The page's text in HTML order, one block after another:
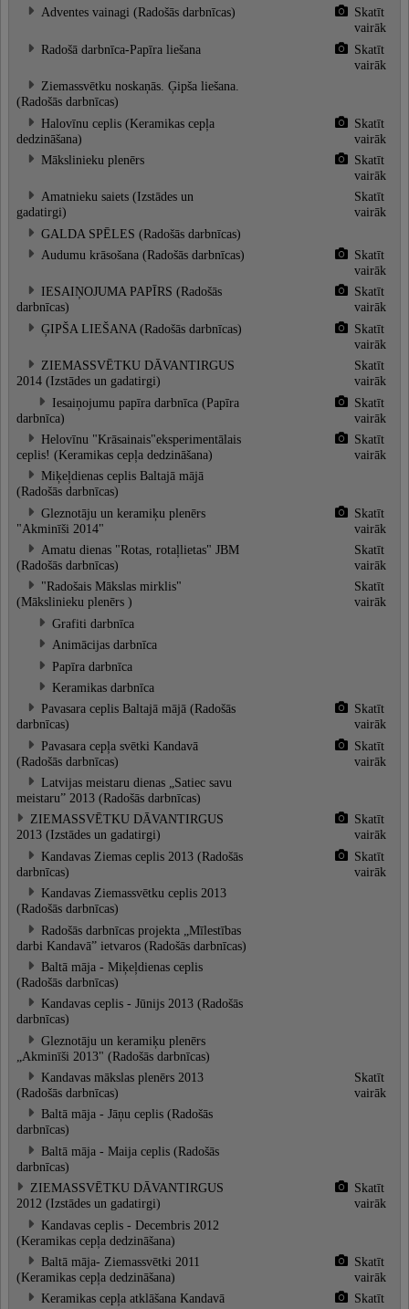
Adventes vainagi (Radošās darbnīcas)
Skatīt
vairāk
Radošā darbnīca-Papīra liešana
Skatīt
vairāk
Ziemassvētku noskaņās. Ģipša liešana.
(Radošās darbnīcas)
Halovīnu ceplis (Keramikas cepļa
dedzināšana)
Skatīt
vairāk
Mākslinieku plenērs
Skatīt
vairāk
Amatnieku saiets (Izstādes un
gadatirgi)
Skatīt
vairāk
GALDA SPĒLES (Radošās darbnīcas)
Audumu krāsošana (Radošās darbnīcas)
Skatīt
vairāk
IESAIŅOJUMA PAPĪRS (Radošās
darbnīcas)
Skatīt
vairāk
ĢIPŠA LIEŠANA (Radošās darbnīcas)
Skatīt
vairāk
ZIEMASSVĒTKU DĀVANTIRGUS
2014 (Izstādes un gadatirgi)
Skatīt
vairāk
Iesaiņojumu papīra darbnīca (Papīra
darbnīca)
Skatīt
vairāk
Helovīnu "Krāsainais"eksperimentālais
ceplis! (Keramikas cepļa dedzināšana)
Skatīt
vairāk
Miķeļdienas ceplis Baltajā mājā
(Radošās darbnīcas)
Gleznotāju un keramiķu plenērs
"Akminīši 2014"
Skatīt
vairāk
Amatu dienas "Rotas, rotaļlietas" JBM
(Radošās darbnīcas)
Skatīt
vairāk
"Radošais Mākslas mirklis"
(Mākslinieku plenērs )
Skatīt
vairāk
Grafiti darbnīca
Animācijas darbnīca
Papīra darbnīca
Keramikas darbnīca
Pavasara ceplis Baltajā mājā (Radošās
darbnīcas)
Skatīt
vairāk
Pavasara cepļa svētki Kandavā
(Radošās darbnīcas)
Skatīt
vairāk
Latvijas meistaru dienas „Satiec savu
meistaru” 2013 (Radošās darbnīcas)
ZIEMASSVĒTKU DĀVANTIRGUS
2013 (Izstādes un gadatirgi)
Skatīt
vairāk
Kandavas Ziemas ceplis 2013 (Radošās
darbnīcas)
Skatīt
vairāk
Kandavas Ziemassvētku ceplis 2013
(Radošās darbnīcas)
Radošās darbnīcas projekta „Mīlestības
darbi Kandavā” ietvaros (Radošās darbnīcas)
Baltā māja - Miķeļdienas ceplis
(Radošās darbnīcas)
Kandavas ceplis - Jūnijs 2013 (Radošās
darbnīcas)
Gleznotāju un keramiķu plenērs
„Akminīši 2013" (Radošās darbnīcas)
Kandavas mākslas plenērs 2013
(Radošās darbnīcas)
Skatīt
vairāk
Baltā māja - Jāņu ceplis (Radošās
darbnīcas)
Baltā māja - Maija ceplis (Radošās
darbnīcas)
ZIEMASSVĒTKU DĀVANTIRGUS
2012 (Izstādes un gadatirgi)
Skatīt
vairāk
Kandavas ceplis - Decembris 2012
(Keramikas cepļa dedzināšana)
Baltā māja- Ziemassvētki 2011
(Keramikas cepļa dedzināšana)
Skatīt
vairāk
Keramikas cepļa atklāšana Kandavā
Skatīt